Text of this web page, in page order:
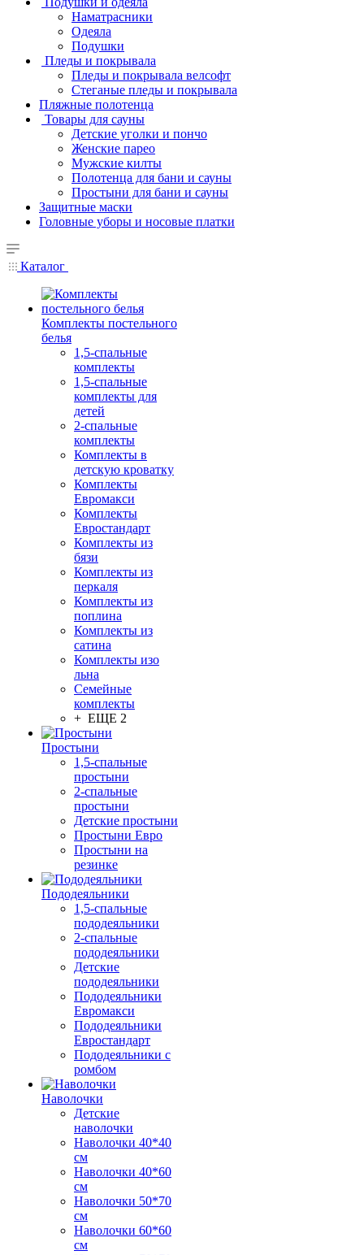
Наматрасники
Одеяла
Подушки
Пледы и покрывала
Пледы и покрывала велсофт
Стеганые пледы и покрывала
Пляжные полотенца
Товары для сауны
Детские уголки и пончо
Женские парео
Мужские килты
Полотенца для бани и сауны
Простыни для бани и сауны
Защитные маски
Головные уборы и носовые платки
Каталог
Комплекты постельного
белья
1,5-спальные
комплекты
1,5-спальные
комплекты для
детей
2-спальные
комплекты
Комплекты в
детскую кроватку
Комплекты
Евромакси
Комплекты
Евростандарт
Комплекты из
бязи
Комплекты из
перкаля
Комплекты из
поплина
Комплекты из
сатина
Комплекты изо
льна
Семейные
комплекты
+ ЕЩЕ 2
Простыни
1,5-спальные
простыни
2-спальные
простыни
Детские простыни
Простыни Евро
Простыни на
резинке
Пододеяльники
1,5-спальные
пододеяльники
2-спальные
пододеяльники
Детские
пододеяльники
Пододеяльники
Евромакси
Пододеяльники
Евростандарт
Пододеяльники с
ромбом
Наволочки
Детские
наволочки
Наволочки 40*40
см
Наволочки 40*60
см
Наволочки 50*70
см
Наволочки 60*60
см